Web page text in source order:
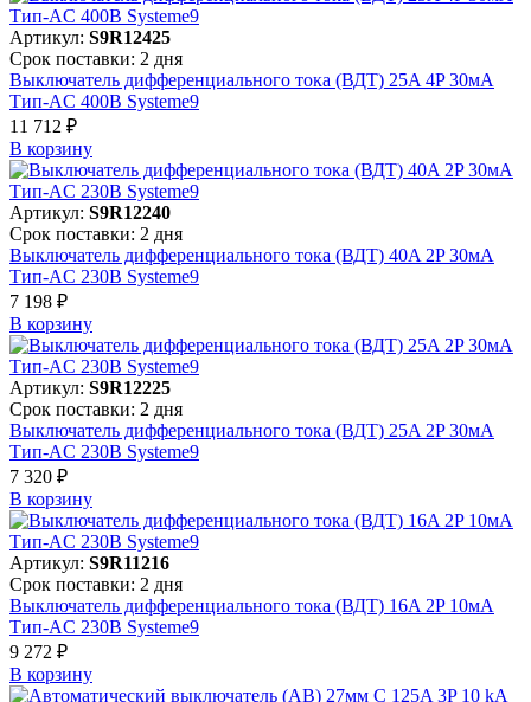
Артикул: S9R12425
Срок поставки: 2 дня
Выключатель дифференциального тока (ВДТ) 25A 4P 30мА
Тип-AC 400В Systeme9
11 712 ₽
В корзинy
Артикул: S9R12240
Срок поставки: 2 дня
Выключатель дифференциального тока (ВДТ) 40A 2P 30мА
Тип-AC 230В Systeme9
7 198 ₽
В корзинy
Артикул: S9R12225
Срок поставки: 2 дня
Выключатель дифференциального тока (ВДТ) 25A 2P 30мА
Тип-AC 230В Systeme9
7 320 ₽
В корзинy
Артикул: S9R11216
Срок поставки: 2 дня
Выключатель дифференциального тока (ВДТ) 16A 2P 10мА
Тип-AC 230В Systeme9
9 272 ₽
В корзинy